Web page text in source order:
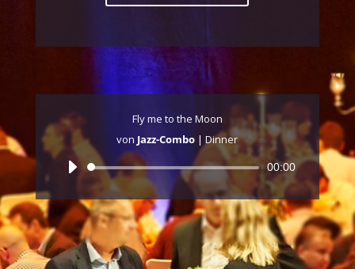
Fly me to the Moon
von Jazz-Combo |Dinner
Audio-
Player
00:00